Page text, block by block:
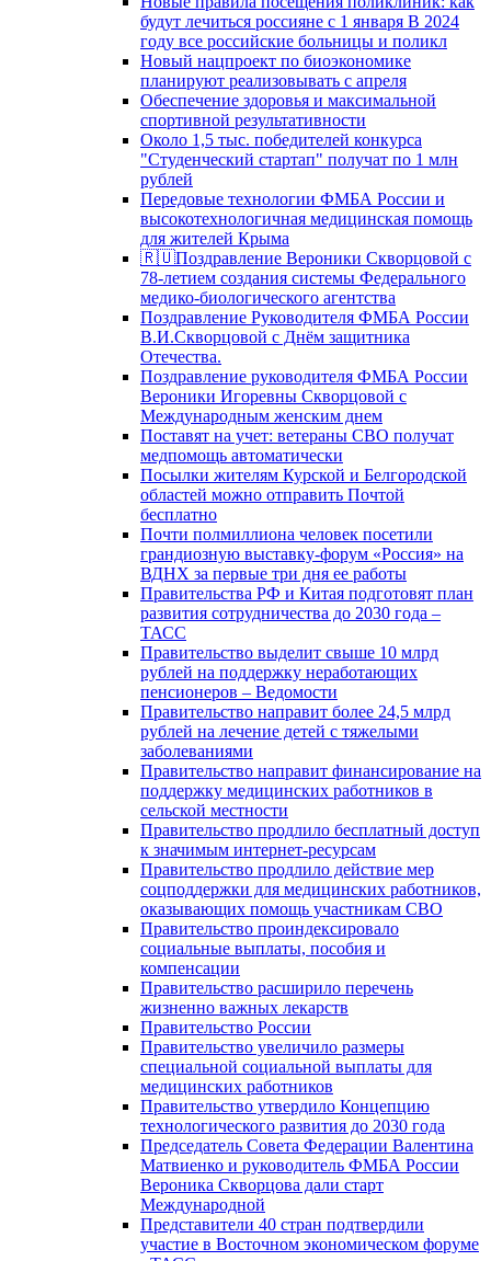
будут лечиться россияне с 1 января В 2024
году все российские больницы и поликл
Новый нацпроект по биоэкономике
планируют реализовывать с апреля
Обеспечение здоровья и максимальной
спортивной результативности
Около 1,5 тыс. победителей конкурса
"Студенческий стартап" получат по 1 млн
рублей
Передовые технологии ФМБА России и
высокотехнологичная медицинская помощь
для жителей Крыма
🇷🇺Поздравление Вероники Скворцовой с
78-летием создания системы Федерального
медико-биологического агентства
Поздравление Руководителя ФМБА России
В.И.Скворцовой с Днём защитника
Отечества.
Поздравление руководителя ФМБА России
Вероники Игоревны Скворцовой с
Международным женским днем
Поставят на учет: ветераны СВО получат
медпомощь автоматически
Посылки жителям Курской и Белгородской
областей можно отправить Почтой
бесплатно
Почти полмиллиона человек посетили
грандиозную выставку-форум «Россия» на
ВДНХ за первые три дня ее работы
Правительства РФ и Китая подготовят план
развития сотрудничества до 2030 года –
ТАСС
Правительство выделит свыше 10 млрд
рублей на поддержку неработающих
пенсионеров – Ведомости
Правительство направит более 24,5 млрд
рублей на лечение детей с тяжелыми
заболеваниями
Правительство направит финансирование на
поддержку медицинских работников в
сельской местности
Правительство продлило бесплатный доступ
к значимым интернет-ресурсам
Правительство продлило действие мер
соцподдержки для медицинских работников,
оказывающих помощь участникам СВО
Правительство проиндексировало
социальные выплаты, пособия и
компенсации
Правительство расширило перечень
жизненно важных лекарств
Правительство России
Правительство увеличило размеры
специальной социальной выплаты для
медицинских работников
Правительство утвердило Концепцию
технологического развития до 2030 года
Председатель Совета Федерации Валентина
Матвиенко и руководитель ФМБА России
Вероника Скворцова дали старт
Международной
Представители 40 стран подтвердили
участие в Восточном экономическом форуме